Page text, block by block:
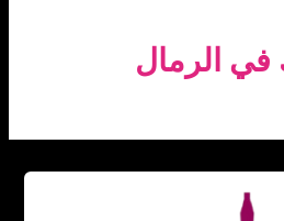
في الرمال